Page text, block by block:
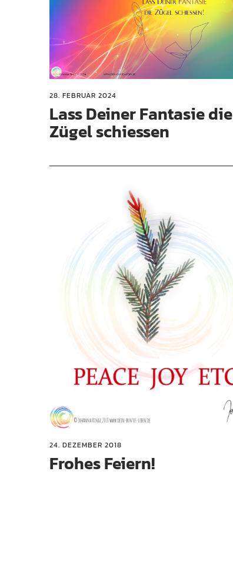
28. FEBRUAR 2024
Lass Deiner Fantasie die
Zügel schiessen
24. DEZEMBER 2018
Frohes Feiern!